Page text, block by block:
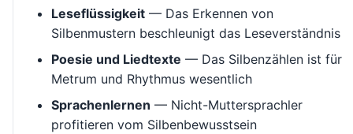
Leseflüssigkeit — Das Erkennen von
Silbenmustern beschleunigt das Leseverständnis
Poesie und Liedtexte — Das Silbenzählen ist für
Metrum und Rhythmus wesentlich
Sprachenlernen — Nicht-Muttersprachler
profitieren vom Silbenbewusstsein